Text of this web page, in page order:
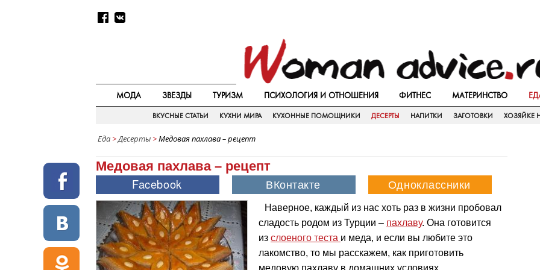
МОДА ЗВЕЗДЫ ТУРИЗМ ПСИХОЛОГИЯ И ОТНОШЕНИЯ ФИТНЕС МАТЕРИНСТВО
ВКУСНЫЕ СТАТЬИ КУХНИ МИРА КУХОННЫЕ ПОМОЩНИКИ ДЕСЕРТЫ НАПИТКИ ЗАГОТОВКИ ХОЗЯЙКЕ
Еда >Десерты >Медовая пахлава – рецепт
Медовая пахлава – рецепт
Наверное, каждый из нас хоть раз в жизни пробовал
сладость родом из Турции – пахлаву. Она готовится
из слоеного теста и меда, и если вы любите это
лакомство, то мы расскажем, как приготовить
медовую пахлаву в домашних условиях.